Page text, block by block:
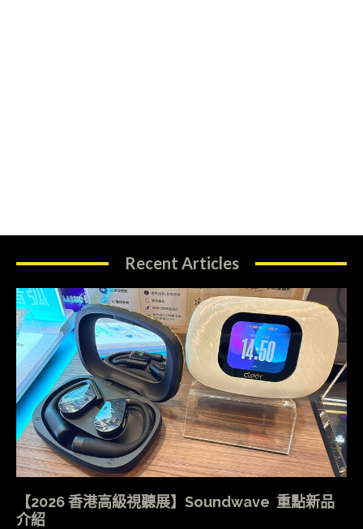
Recent Articles
【2026 香港高級視聽展】Soundwave 重點新品
介紹